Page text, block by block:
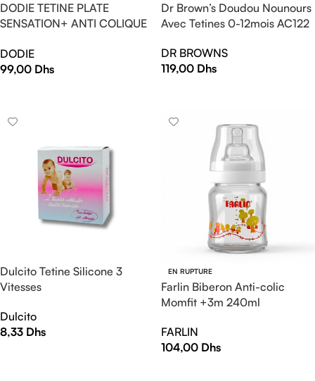
DODIE TETINE PLATE
SENSATION+ ANTI COLIQUE
DODIE
99,00 Dhs
Dr Brown’s Doudou Nounours
Avec Tetines 0-12mois AC122
DR BROWNS
119,00 Dhs
Dulcito Tetine Silicone 3
Vitesses
Dulcito
8,33 Dhs
EN RUPTURE
Farlin Biberon Anti-colic
Momfit +3m 240ml
FARLIN
104,00 Dhs